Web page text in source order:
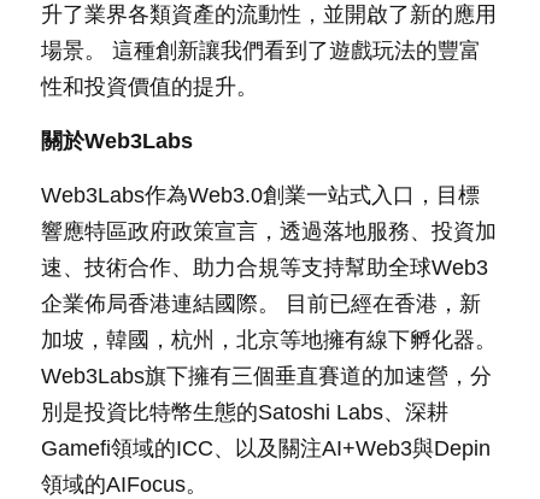
升了業界各類資產的流動性，並開啟了新的應用
場景。 這種創新讓我們看到了遊戲玩法的豐富
性和投資價值的提升。
關於Web3Labs
Web3Labs作為Web3.0創業一站式入口，目標
響應特區政府政策宣言，透過落地服務、投資加
速、技術合作、助力合規等支持幫助全球Web3
企業佈局香港連結國際。 目前已經在香港，新
加坡，韓國，杭州，北京等地擁有線下孵化器。
Web3Labs旗下擁有三個垂直賽道的加速營，分
別是投資比特幣生態的Satoshi Labs、深耕
Gamefi領域的ICC、以及關注AI+Web3與Depin
領域的AIFocus。